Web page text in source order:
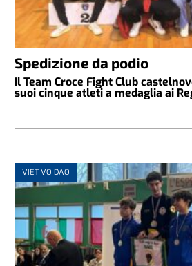
Spedizione da podio
Il Team Croce Fight Club
suoi cinque atleti a medaglia ai
VIET VO DAO